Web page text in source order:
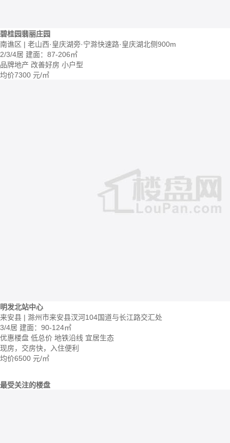
碧桂园翡丽庄园
南谯区 | 老山西·皇庆湖旁·宁滁快速路·皇庆湖北侧900m
2/3/4居 建面：87-206㎡
品牌地产 改善好房 小户型
均价7300 元/㎡
明发北站中心
来安县 | 滁州市来安县汊河104国道与长江路交汇处
3/4居 建面：90-124㎡
优惠楼盘 低总价 地铁沿线 宜居生态
现房，交房快，入住便利
均价6500 元/㎡
最受关注的楼盘